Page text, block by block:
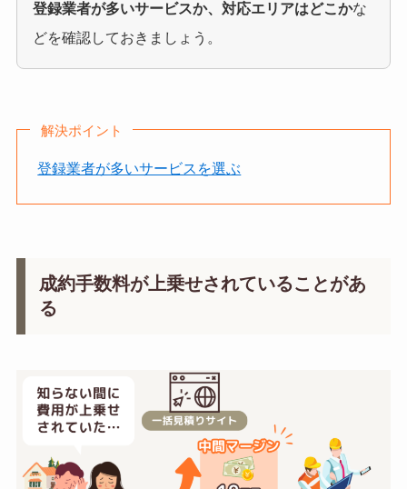
登録業者が多いサービスか、対応エリアはどこかな
どを確認しておきましょう。
解決ポイント
登録業者が多いサービスを選ぶ
成約手数料が上乗せされていることがあ
る